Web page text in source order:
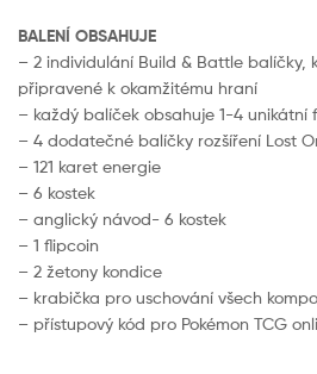
BALENÍ OBSAHUJE
– 2 individulání Build & Battle balíčky,
připravené k okamžitému hraní
– každý balíček obsahuje 1-4 unikátní
– 4 dodatečné balíčky rozšíření Lost
– 121 karet energie
– 6 kostek
– anglický návod- 6 kostek
– 1 flipcoin
– 2 žetony kondice
– krabička pro uschování všech
– přístupový kód pro Pokémon TCG